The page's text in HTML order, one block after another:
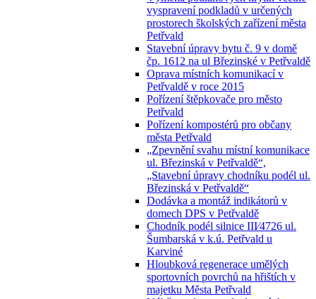
vyspravení podkladů v určených
prostorech školských zařízení města
Petřvald
Stavební úpravy bytu č. 9 v domě
čp. 1612 na ul Březinské v Petřvaldě
Oprava místních komunikací v
Petřvaldě v roce 2015
Pořízení štěpkovače pro město
Petřvald
Pořízení kompostérů pro občany
města Petřvald
„Zpevnění svahu místní komunikace
ul. Březinská v Petřvaldě“,
„Stavební úpravy chodníku podél ul.
Březinská v Petřvaldě“
Dodávka a montáž indikátorů v
domech DPS v Petřvaldě
Chodník podél silnice III⁄4726 ul.
Šumbarská v k.ú. Petřvald u
Karviné
Hloubková regenerace umělých
sportovních povrchů na hřištích v
majetku Města Petřvald